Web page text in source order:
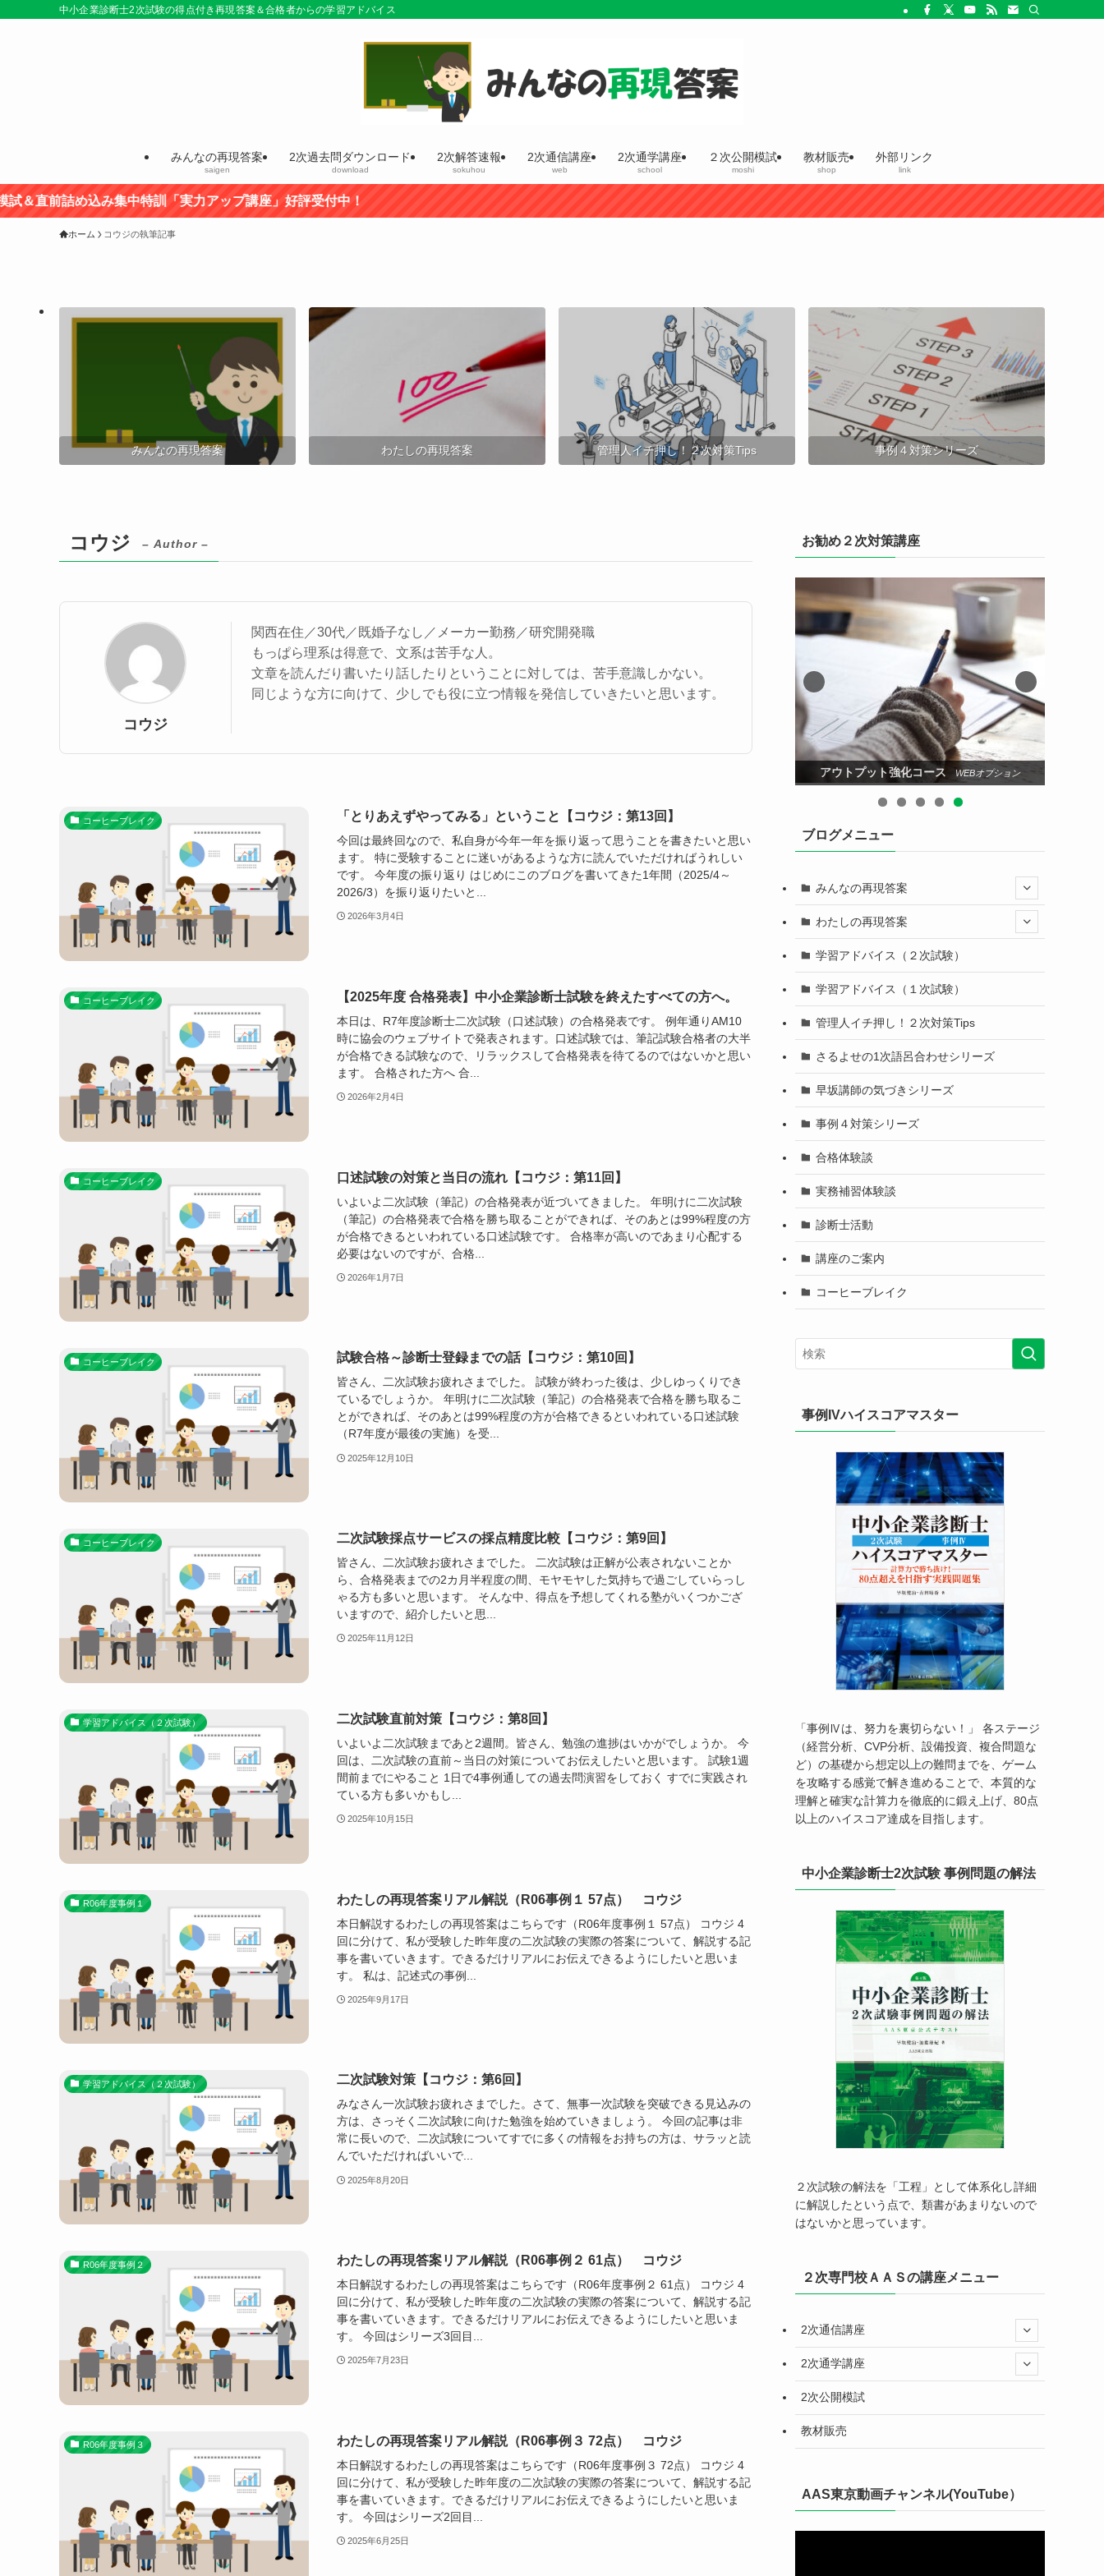
中小企業診断士2次試験の得点付き再現答案＆合格者からの学習アドバイス
みんなの再現答案
saigen
2次過去問ダウンロード
download
2次解答速報
sokuhou
2次通信講座
web
2次通学講座
school
２次公開模試
moshi
教材販売
shop
外部リンク
link
集中特訓「実力アップ講座」好評受付中！
ホーム コウジの執筆記事
みんなの再現答案 わたしの再現答案 管理人イチ押し！２次対策Tips 事例４対策シリーズ
コウジ – Author –
コウジ
関西在住／30代／既婚子なし／メーカー勤務／研究開発職
もっぱら理系は得意で、文系は苦手な人。
文章を読んだり書いたり話したりということに対しては、苦手意識しかない。
同じような方に向けて、少しでも役に立つ情報を発信していきたいと思います。
コーヒーブレイク 「とりあえずやってみる」ということ【コウジ：第13回】
今回は最終回なので、私自身が今年一年を振り返って思うことを書きたいと思い
ます。 特に受験することに迷いがあるような方に読んでいただければうれしい
です。 今年度の振り返り はじめにこのブログを書いてきた1年間（2025/4～
2026/3）を振り返りたいと...
2026年3月4日
コーヒーブレイク 【2025年度 合格発表】中小企業診断士試験を終えたすべての方へ。
本日は、R7年度診断士二次試験（口述試験）の合格発表です。 例年通りAM10
時に協会のウェブサイトで発表されます。口述試験では、筆記試験合格者の大半
が合格できる試験なので、リラックスして合格発表を待てるのではないかと思い
ます。 合格された方へ 合...
2026年2月4日
コーヒーブレイク 口述試験の対策と当日の流れ【コウジ：第11回】
いよいよ二次試験（筆記）の合格発表が近づいてきました。 年明けに二次試験
（筆記）の合格発表で合格を勝ち取ることができれば、そのあとは99%程度の方
が合格できるといわれている口述試験です。 合格率が高いのであまり心配する
必要はないのですが、合格...
2026年1月7日
コーヒーブレイク 試験合格～診断士登録までの話【コウジ：第10回】
皆さん、二次試験お疲れさまでした。 試験が終わった後は、少しゆっくりでき
ているでしょうか。 年明けに二次試験（筆記）の合格発表で合格を勝ち取るこ
とができれば、そのあとは99%程度の方が合格できるといわれている口述試験
（R7年度が最後の実施）を受...
2025年12月10日
コーヒーブレイク 二次試験採点サービスの採点精度比較【コウジ：第9回】
皆さん、二次試験お疲れさまでした。 二次試験は正解が公表されないことか
ら、合格発表までの2カ月半程度の間、モヤモヤした気持ちで過ごしていらっし
ゃる方も多いと思います。 そんな中、得点を予想してくれる塾がいくつかござ
いますので、紹介したいと思...
2025年11月12日
学習アドバイス（２次試験） 二次試験直前対策【コウジ：第8回】
いよいよ二次試験まであと2週間。皆さん、勉強の進捗はいかがでしょうか。 今
回は、二次試験の直前～当日の対策についてお伝えしたいと思います。 試験1週
間前までにやること 1日で4事例通しての過去問演習をしておく すでに実践され
ている方も多いかもし...
2025年10月15日
R06年度事例１ わたしの再現答案リアル解説（R06事例１ 57点） コウジ
本日解説するわたしの再現答案はこちらです（R06年度事例１ 57点） コウジ 4
回に分けて、私が受験した昨年度の二次試験の実際の答案について、解説する記
事を書いていきます。できるだけリアルにお伝えできるようにしたいと思いま
す。 私は、記述式の事例...
2025年9月17日
学習アドバイス（２次試験） 二次試験対策【コウジ：第6回】
みなさん一次試験お疲れさまでした。さて、無事一次試験を突破できる見込みの
方は、さっそく二次試験に向けた勉強を始めていきましょう。 今回の記事は非
常に長いので、二次試験についてすでに多くの情報をお持ちの方は、サラッと読
んでいただければいいで...
2025年8月20日
R06年度事例２ わたしの再現答案リアル解説（R06事例２ 61点） コウジ
本日解説するわたしの再現答案はこちらです（R06年度事例２ 61点） コウジ 4
回に分けて、私が受験した昨年度の二次試験の実際の答案について、解説する記
事を書いていきます。できるだけリアルにお伝えできるようにしたいと思いま
す。 今回はシリーズ3回目...
2025年7月23日
R06年度事例３ わたしの再現答案リアル解説（R06事例３ 72点） コウジ
本日解説するわたしの再現答案はこちらです（R06年度事例３ 72点） コウジ 4
回に分けて、私が受験した昨年度の二次試験の実際の答案について、解説する記
事を書いていきます。できるだけリアルにお伝えできるようにしたいと思いま
す。 今回はシリーズ2回目...
2025年6月25日
お勧め２次対策講座
アウトプット強化コース WEBオプション
ブログメニュー
みんなの再現答案
わたしの再現答案
学習アドバイス（２次試験）
学習アドバイス（１次試験）
管理人イチ押し！２次対策Tips
さるよせの1次語呂合わせシリーズ
早坂講師の気づきシリーズ
事例４対策シリーズ
合格体験談
実務補習体験談
診断士活動
講座のご案内
コーヒーブレイク
事例IVハイスコアマスター
「事例Ⅳは、努力を裏切らない！」 各ステージ
（経営分析、CVP分析、設備投資、複合問題な
ど）の基礎から想定以上の難問までを、ゲーム
を攻略する感覚で解き進めることで、本質的な
理解と確実な計算力を徹底的に鍛え上げ、80点
以上のハイスコア達成を目指します。
中小企業診断士2次試験 事例問題の解法
２次試験の解法を「工程」として体系化し詳細
に解説したという点で、類書があまりないので
はないかと思っています。
２次専門校ＡＡＳの講座メニュー
2次通信講座
2次通学講座
2次公開模試
教材販売
AAS東京動画チャンネル(YouTube）